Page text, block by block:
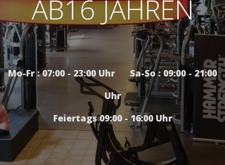
AB16 JAHREN
Mo-Fr : 07:00 - 23:00 Uhr Sa-So : 09:00 - 21:00
Uhr
Feiertags 09:00 - 16:00 Uhr